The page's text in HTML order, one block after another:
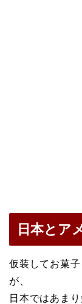
日本とア
仮装してお菓
が、
日本ではあま